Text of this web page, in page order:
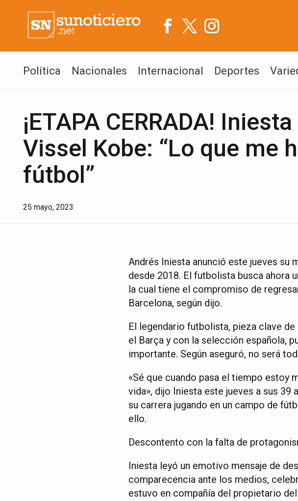
Política Nacionales Internacional Deportes
¡ETAPA CERRADA!
Vissel Kobe: “Lo que me
fútbol”
25 mayo, 2023
Andrés Iniesta anunció este jueves su
desde 2018. El futbolista busca ahora
la cual tiene el compromiso de
Barcelona, según dijo.
El legendario futbolista, pieza clave
el Barça y con la selección española,
importante. Según aseguró, no será
«Sé que cuando pasa el tiempo estoy
vida», dijo Iniesta este jueves a sus 39
su carrera jugando en un campo de
ello.
Descontento con la falta de
Iniesta leyó un emotivo mensaje de
comparecencia ante los medios,
estuvo en compañía del propietario